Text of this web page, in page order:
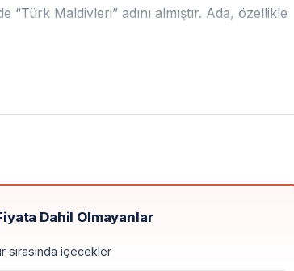
Maldivleri” adını almıştır. Ada, özellikle
öne çıkar. Gürültüden uzak, sadece deniz ve
medya fotoğrafları
Dahil Olmayanlar
sırasında içecekler